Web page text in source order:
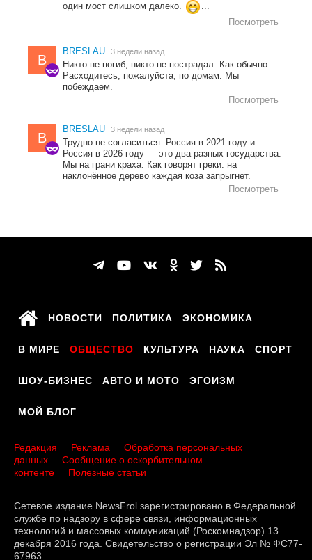
один мост слишком далеко.
...
Посмотреть
B
BRESLAU 3 недели назад
Никто не погиб, никто не пострадал. Как обычно.
Расходитесь, пожалуйста, по домам. Мы
побеждаем.
Посмотреть
B
BRESLAU 3 недели назад
Трудно не согласиться. Россия в 2021 году и
Россия в 2026 году — это два разных государства.
Мы на грани краха. Как говорят греки: на
наклонённое дерево каждая коза запрыгнет.
Посмотреть
НОВОСТИ ПОЛИТИКА ЭКОНОМИКА
В МИРЕ ОБЩЕСТВО КУЛЬТУРА НАУКА СПОРТ
ШОУ-БИЗНЕС АВТО И МОТО ЭГОИЗМ
МОЙ БЛОГ
Редакция Реклама
Обработка персональных
данных
Сообщение о оскорбительном
контенте
Полезные статьи
Сетевое издание NewsFrol зарегистрировано в Федеральной
службе по надзору в сфере связи, информационных
технологий и массовых коммуникаций (Роскомнадзор) 13
декабря 2016 года. Свидетельство о регистрации Эл № ФС77-
67963